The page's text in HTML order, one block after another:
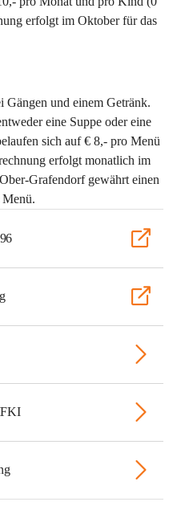
erfolgt im Oktober für das
Gängen und einem Getränk.
eine Suppe oder eine
sich auf € 8,- pro Menü
erfolgt monatlich im
Grafendorf gewährt einen